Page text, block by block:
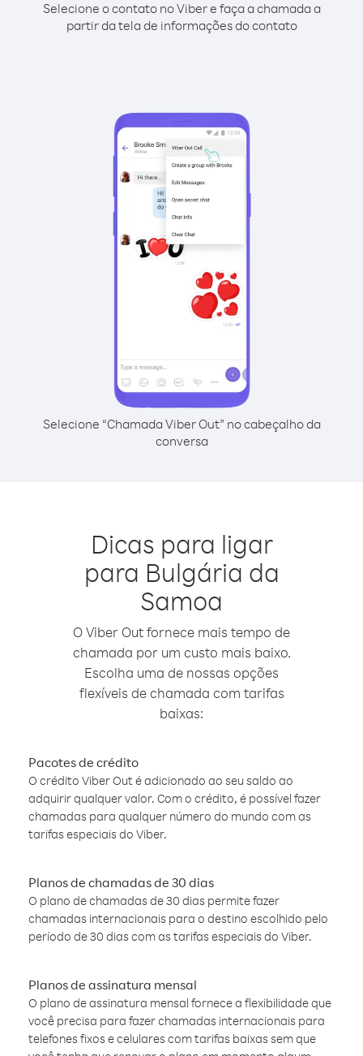
Selecione o contato no Viber e faça a chamada a
partir da tela de informações do contato
Selecione “Chamada Viber Out” no cabeçalho da
conversa
Dicas para ligar
para Bulgária da
Samoa
O Viber Out fornece mais tempo de
chamada por um custo mais baixo.
Escolha uma de nossas opções
flexíveis de chamada com tarifas
baixas:
Pacotes de crédito
O crédito Viber Out é adicionado ao seu saldo ao
adquirir qualquer valor. Com o crédito, é possível fazer
chamadas para qualquer número do mundo com as
tarifas especiais do Viber.
Planos de chamadas de 30 dias
O plano de chamadas de 30 dias permite fazer
chamadas internacionais para o destino escolhido pelo
período de 30 dias com as tarifas especiais do Viber.
Planos de assinatura mensal
O plano de assinatura mensal fornece a flexibilidade que
você precisa para fazer chamadas internacionais para
telefones fixos e celulares com tarifas baixas sem que